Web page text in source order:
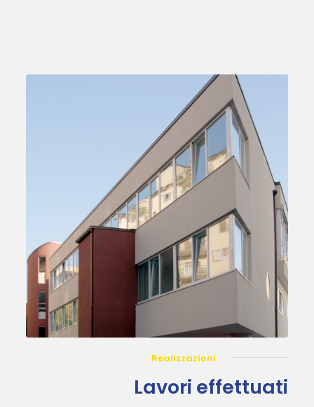
Realizzazioni
Lavori effettuati